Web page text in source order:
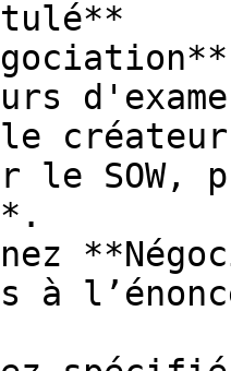
le
à